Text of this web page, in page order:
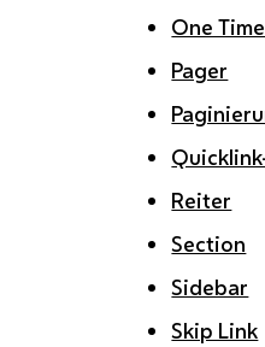
One
Pager
Reiter
Section
Sidebar
Skip Link